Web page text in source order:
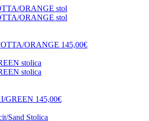
ORANGE 145,00€
GREEN 145,00€